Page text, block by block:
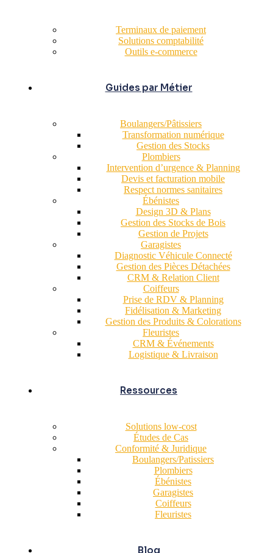
Terminaux de paiement
Solutions comptabilité
Outils e-commerce
Guides par Métier
Boulangers/Pâtissiers
Transformation numérique
Gestion des Stocks
Plombiers
Intervention d’urgence & Planning
Devis et facturation mobile
Respect normes sanitaires
Ébénistes
Design 3D & Plans
Gestion des Stocks de Bois
Gestion de Projets
Garagistes
Diagnostic Véhicule Connecté
Gestion des Pièces Détachées
CRM & Relation Client
Coiffeurs
Prise de RDV & Planning
Fidélisation & Marketing
Gestion des Produits & Colorations
Fleuristes
CRM & Événements
Logistique & Livraison
Ressources
Solutions low-cost
Études de Cas
Conformité & Juridique
Boulangers/Patissiers
Plombiers
Ébénistes
Garagistes
Coiffeurs
Fleuristes
Blog